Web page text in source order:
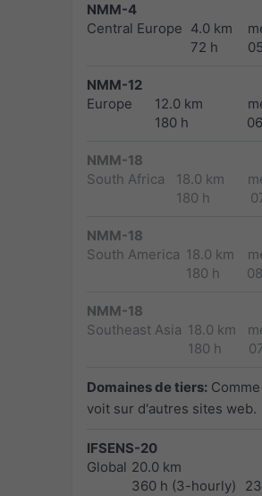
NMM-4
Central Europe 4.0 km
72 h
NMM-12
Europe
12.0 km
180 h
NMM-18
South Africa
18.0 km
180 h
NMM-18
South America 18.0 km
180 h
NMM-18
Southeast Asia 18.0 km
180 h
Domaines de tiers:
voit sur d'autres sites web.
IFSENS-20
Global 20.0 km
360 h (3-hourly)